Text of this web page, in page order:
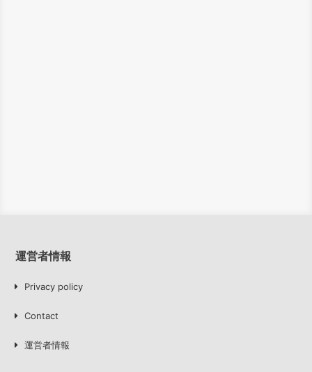
運営者情報
Privacy policy
Contact
運営者情報